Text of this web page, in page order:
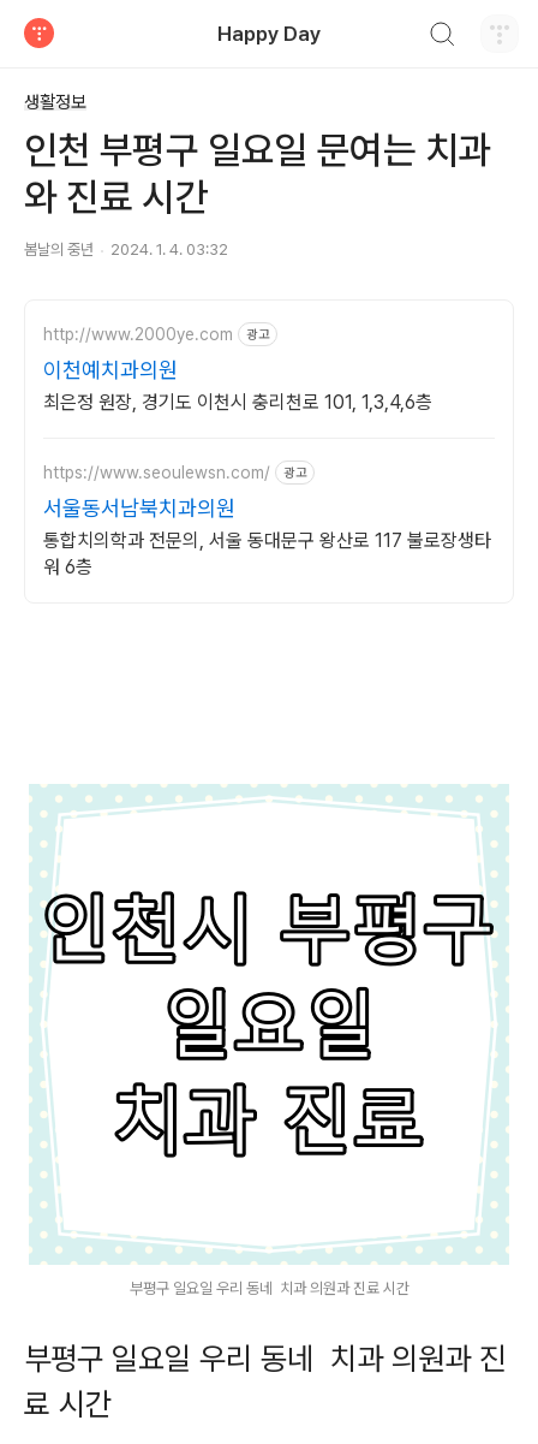
Happy Day
생활정보
인천 부평구 일요일 문여는 치과
와 진료 시간
봄날의 중년 2024. 1. 4. 03:32
http://www.2000ye.com 광고
이천예치과의원
최은정 원장, 경기도 이천시 충리천로 101, 1,3,4,6층
https://www.seoulewsn.com/ 광고
서울동서남북치과의원
통합치의학과 전문의, 서울 동대문구 왕산로 117 불로장생타
워 6층
부평구 일요일 우리 동네 치과 의원과 진료 시간
부평구 일요일 우리 동네 치과 의원과 진
료 시간